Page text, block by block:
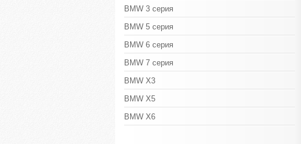
BMW 3 серия
BMW 5 серия
BMW 6 серия
BMW 7 серия
BMW X3
BMW X5
BMW X6